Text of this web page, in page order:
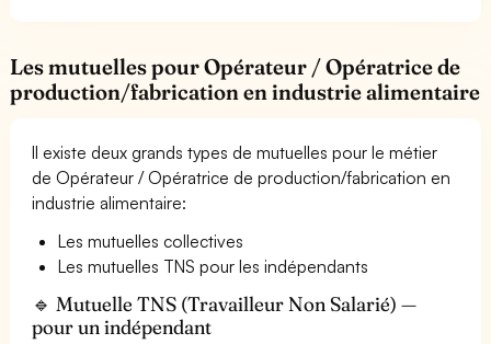
Les mutuelles pour Opérateur / Opératrice de
production/fabrication en industrie alimentaire
Il existe deux grands types de mutuelles pour le métier
de Opérateur / Opératrice de production/fabrication en
industrie alimentaire:
Les mutuelles collectives
Les mutuelles TNS pour les indépendants
🔹 Mutuelle TNS (Travailleur Non Salarié) —
pour un indépendant